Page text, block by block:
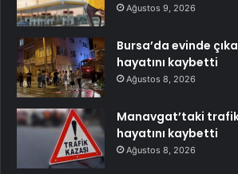
Ağustos 9, 2026
Bursa’da evinde
hayatını kaybetti
Ağustos 8, 2026
Manavgat’taki
hayatını kaybetti
Ağustos 8, 2026